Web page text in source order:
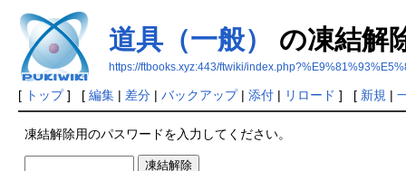
道具（一般） の凍結解
https://ftbooks.xyz:443/ftwiki/
[ トップ] [ 編集| 差分| バックアップ| 添付| リロード ] [ 新規 |
凍結解除用のパスワードを入力してください。